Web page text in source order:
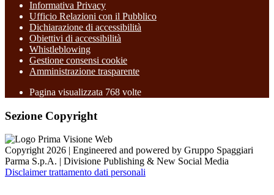
Informativa Privacy
Ufficio Relazioni con il Pubblico
Dichiarazione di accessibilità
Obiettivi di accessibilità
Whistleblowing
Gestione consensi cookie
Amministrazione trasparente
Pagina visualizzata 768 volte
Sezione Copyright
Copyright 2026 | Engineered and powered by Gruppo Spaggiari
Parma S.p.A. | Divisione Publishing & New Social Media
Disclaimer trattamento dati personali